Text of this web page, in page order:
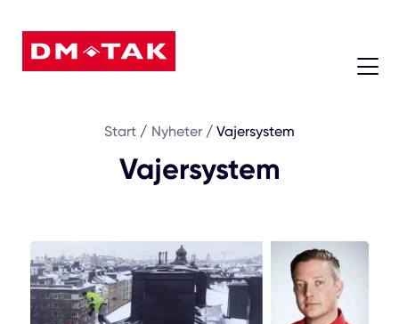
Start / Nyheter / Vajersystem
Vajersystem